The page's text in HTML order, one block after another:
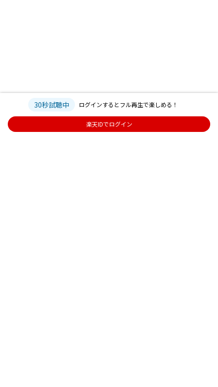
30秒試聴中 ログインするとフル再生で楽しめる！
楽天IDでログイン